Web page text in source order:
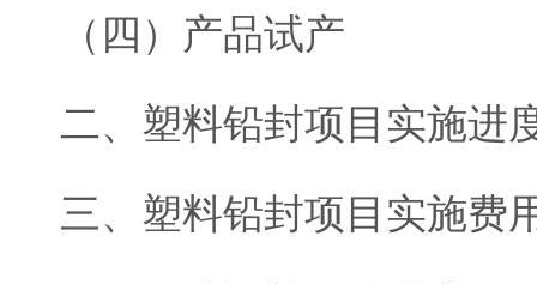
（四）产品试产
二、塑料铅封项目实施进
三、塑料铅封项目实施费